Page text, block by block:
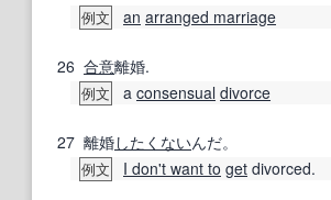
例文 an arranged marriage
26 合意離婚.
例文 a consensual divorce
27 離婚したくないんだ。
例文 I don't want to get divorced.